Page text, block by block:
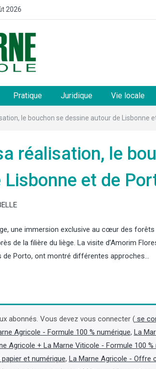
2026
Pratique Juridique Vie locale
le bouchon se dessine autour de Lisbonne
réalisation, le
et de
une immersion exclusive au cœur des
de la filière du liège. La visite d’Amorim
de Porto, ont montré différentes approches…
abonnés. Vous devez vous connecter (se
Agricole - Formule 100 % numérique, La
Agricole + La Marne Viticole - Formule 100 %
et numérique, La Marne Agricole - Offre
en
chargé
dans un
pommes attendue en forte
baisse, celle de poires en
La récolte de pommes des principaux
pays producteurs de l’Union